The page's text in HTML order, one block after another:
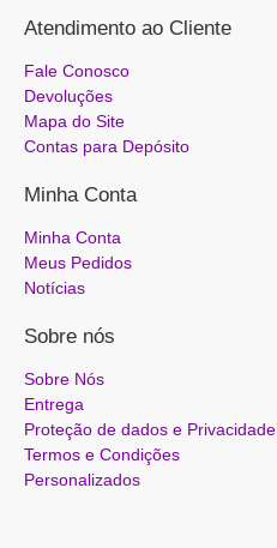
Atendimento ao Cliente
Fale Conosco
Devoluções
Mapa do Site
Contas para Depósito
Minha Conta
Minha Conta
Meus Pedidos
Notícias
Sobre nós
Sobre Nós
Entrega
Proteção de dados e Privacidade
Termos e Condições
Personalizados